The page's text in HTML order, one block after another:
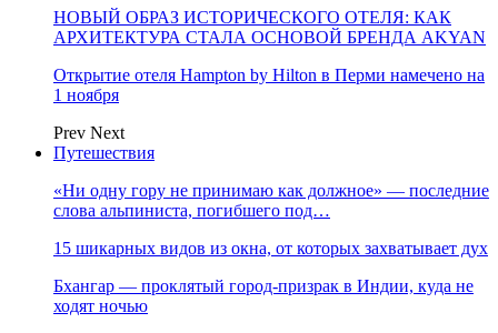
НОВЫЙ ОБРАЗ ИСТОРИЧЕСКОГО ОТЕЛЯ: КАК
АРХИТЕКТУРА СТАЛА ОСНОВОЙ БРЕНДА AKYAN
Открытие отеля Hampton by Hilton в Перми намечено на
1 ноября
Prev Next
Путешествия
«Ни одну гору не принимаю как должное» — последние
слова альпиниста, погибшего под…
15 шикарных видов из окна, от которых захватывает дух
Бхангар — проклятый город-призрак в Индии, куда не
ходят ночью